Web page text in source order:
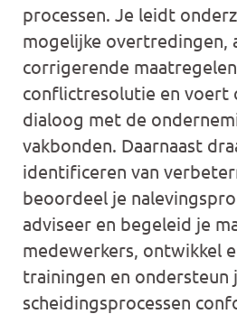
processen. Je leidt
mogelijke overtredingen,
corrigerende
conflictresolutie en voert
dialoog met de
vakbonden. Daarnaast
identificeren van
beoordeel je
adviseer en begeleid je
medewerkers, ontwikkel
trainingen en ondersteun
scheidingsprocessen